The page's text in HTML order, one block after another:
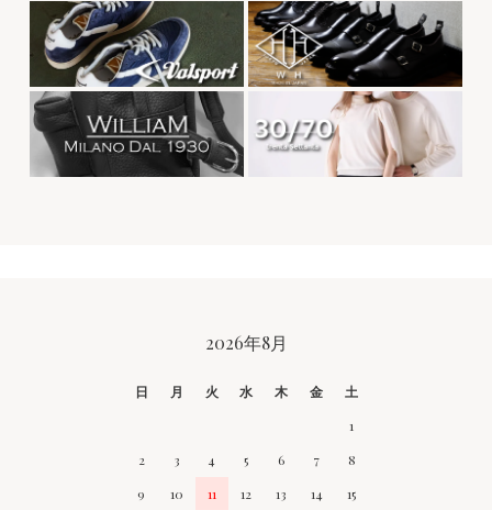
2026年8月
日 月 火 水 木 金
土
1
2
3 4 5 6 7
8
9
10 11 12 13 14
15